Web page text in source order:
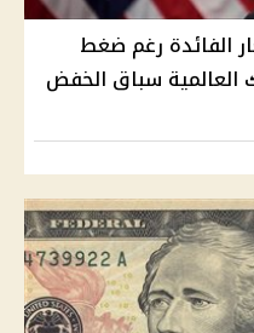
الفائدة رغم ضغط
العالمية سباق الخفض